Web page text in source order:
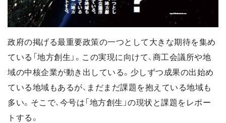
政府の掲げる最重要政策の一つとして大きな期待を集め
ている「地方創生」。この実現に向けて、商工会議所や地
域の中核企業が動き出している。少しずつ成果の出始め
ている地域もあるが、まだまだ課題を抱えている地域も
多い。そこで、今号は「地方創生」の現状と課題をレポー
トする。